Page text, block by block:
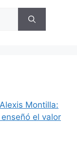
Montilla:
el valor